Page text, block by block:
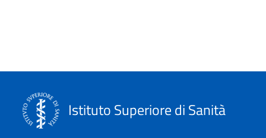
Istituto Superiore di Sanità